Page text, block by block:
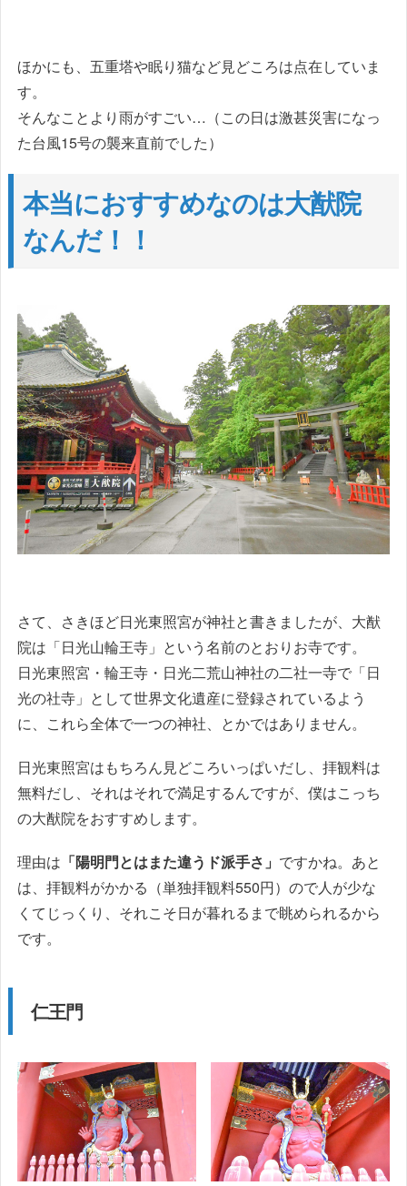
ほかにも、五重塔や眠り猫など見どころは点在していま
す。
そんなことより雨がすごい…（この日は激甚災害になっ
た台風15号の襲来直前でした）
本当におすすめなのは大猷院
なんだ！！
さて、さきほど日光東照宮が神社と書きましたが、大猷
院は「日光山輪王寺」という名前のとおりお寺です。
日光東照宮・輪王寺・日光二荒山神社の二社一寺で「日
光の社寺」として世界文化遺産に登録されているよう
に、これら全体で一つの神社、とかではありません。
日光東照宮はもちろん見どころいっぱいだし、拝観料は
無料だし、それはそれで満足するんですが、僕はこっち
の大猷院をおすすめします。
理由は 「陽明門とはまた違うド派手さ」 ですかね。あと
は、拝観料がかかる（単独拝観料550円）ので人が少な
くてじっくり、それこそ日が暮れるまで眺められるから
です。
仁王門